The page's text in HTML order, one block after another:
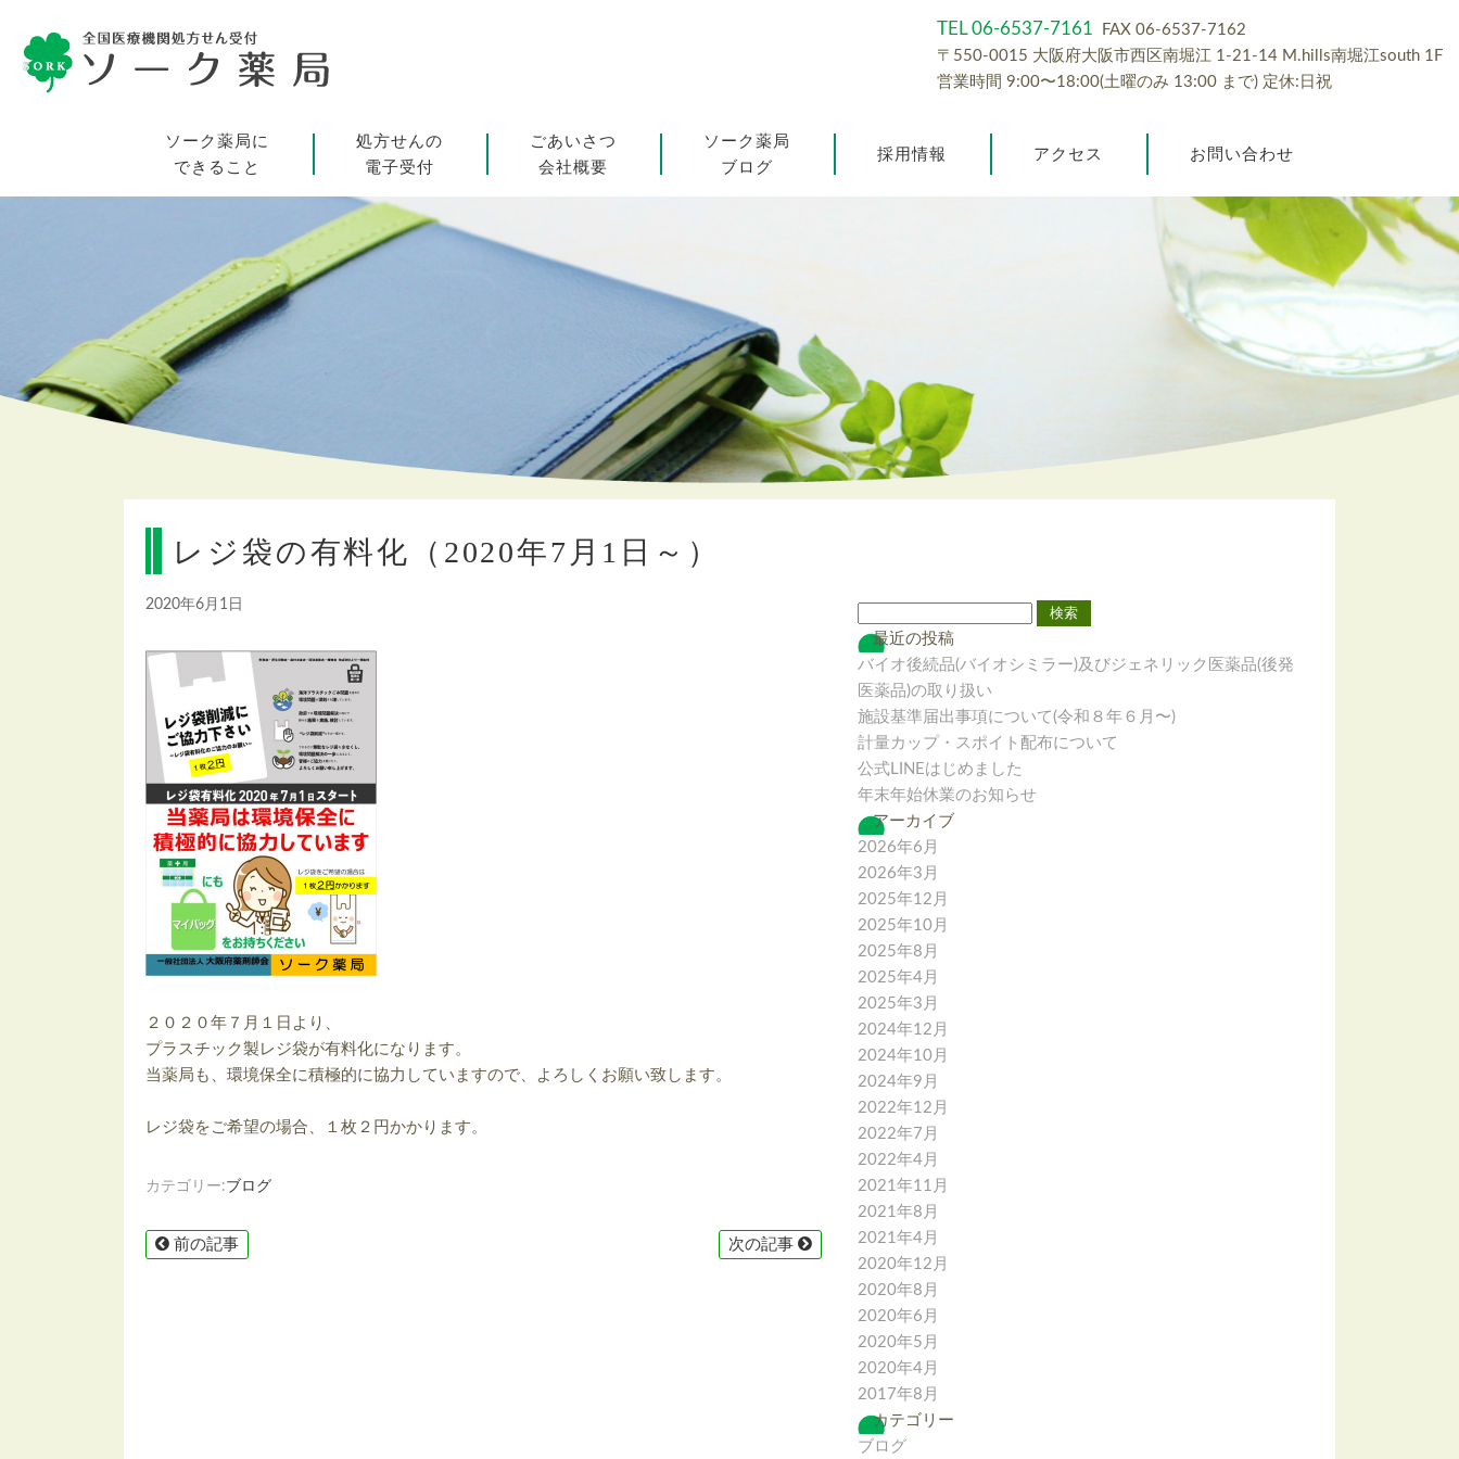
TEL 06-6537-7161 FAX 06-6537-7162
〒550-0015 大阪府大阪市西区南堀江 1-21-14 M.hills南堀江south 1F
営業時間 9:00〜18:00(土曜のみ 13:00 まで) 定休:日祝
ソーク薬局に
できること
処方せんの
電子受付
ごあいさつ
会社概要
ソーク薬局
ブログ
採用情報 アクセス お問い合わせ
レジ袋の有料化（2020年7月1日～）
2020年6月1日
２０２０年７月１日より、
プラスチック製レジ袋が有料化になります。
当薬局も、環境保全に積極的に協力していますので、よろしくお願い致します。
レジ袋をご希望の場合、１枚２円かかります。
カテゴリー:ブログ
前の記事 次の記事
最近の投稿
バイオ後続品(バイオシミラー)及びジェネリック医薬品(後発
医薬品)の取り扱い
施設基準届出事項について(令和８年６月〜)
計量カップ・スポイト配布について
公式LINEはじめました
年末年始休業のお知らせ
アーカイブ
2026年6月
2026年3月
2025年12月
2025年10月
2025年8月
2025年4月
2025年3月
2024年12月
2024年10月
2024年9月
2022年12月
2022年7月
2022年4月
2021年11月
2021年8月
2021年4月
2020年12月
2020年8月
2020年6月
2020年5月
2020年4月
2017年8月
カテゴリー
ブログ